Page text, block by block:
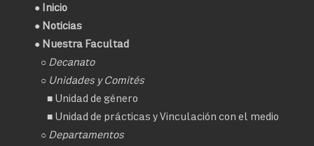
● Inicio
● Noticias
● Nuestra Facultad
○ Decanato
○ Unidades y Comités
■ Unidad de género
■ Unidad de prácticas y Vinculación con el medio
○ Departamentos